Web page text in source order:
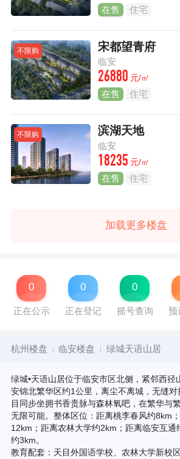
在售 住宅
不限购 宋都望青府
临安
26880 元/㎡
在售 住宅
不限购 滨湖天地
临安
18235 元/㎡
在售 住宅
加载更多楼盘
0
正在公示
0
正在登记
0
摇号查询 预
杭州楼盘 临安楼盘 绿城天语山居
绿城•天语山居位于临安市区北侧，紧邻西径
安锦北繁华区约1公里，离尘不离城，无缝
目同步坐拥书香贵脉与森林氧吧，在繁华与
无限可能。整体区位：距离桃李春风约8km
12km；距离农林大学约2km；距离临安互
约3km。
教育配套：天目外国语学校、农林大学新校